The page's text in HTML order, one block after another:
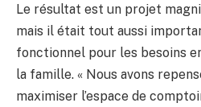
Le résultat est un projet
mais il était tout aussi
fonctionnel pour les besoins
la famille. « Nous avons
maximiser l’espace de